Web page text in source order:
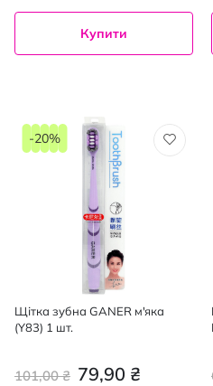
Купити
Щітка зубна GANER м'яка
(Y83) 1 шт.
79,90 ₴
101,00 ₴
-20%